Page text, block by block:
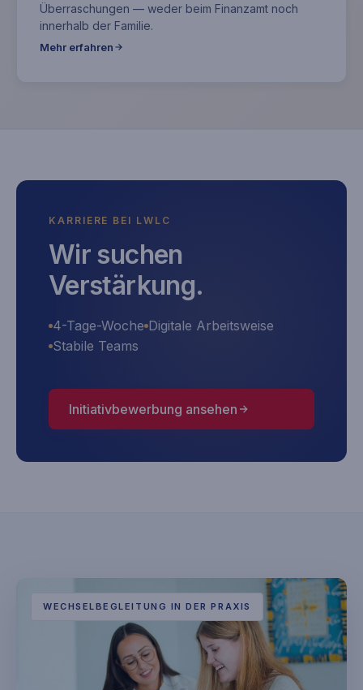
Überraschungen — weder beim Finanzamt noch
innerhalb der Familie.
Mehr erfahren
KARRIERE BEI LWLC
Wir suchen
Verstärkung.
4-Tage-Woche Digitale Arbeitsweise
Stabile Teams
Initiativbewerbung ansehen
WECHSELBEGLEITUNG IN DER PRAXIS